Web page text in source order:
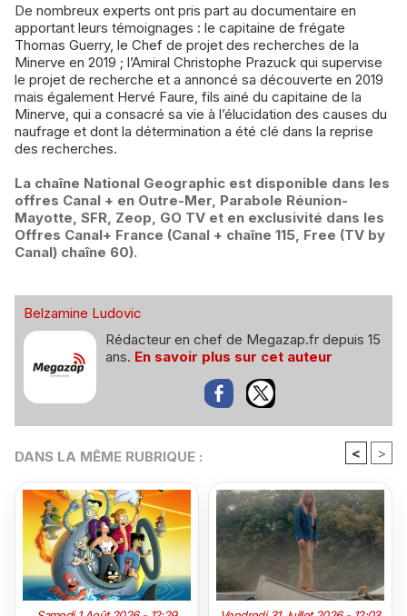
De nombreux experts ont pris part au documentaire en
apportant leurs témoignages : le capitaine de frégate
Thomas Guerry, le Chef de projet des recherches de la
Minerve en 2019 ; l’Amiral Christophe Prazuck qui supervise
le projet de recherche et a annoncé sa découverte en 2019
mais également Hervé Faure, fils ainé du capitaine de la
Minerve, qui a consacré sa vie à l’élucidation des causes du
naufrage et dont la détermination a été clé dans la reprise
des recherches.
La chaîne National Geographic est disponible dans les
offres Canal + en Outre-Mer, Parabole Réunion-
Mayotte, SFR, Zeop, GO TV et en exclusivité dans les
Offres Canal+ France (Canal + chaîne 115, Free (TV by
Canal) chaîne 60).
Belzamine Ludovic
Rédacteur en chef de Megazap.fr depuis 15
ans. En savoir plus sur cet auteur
DANS LA MÊME RUBRIQUE : < >